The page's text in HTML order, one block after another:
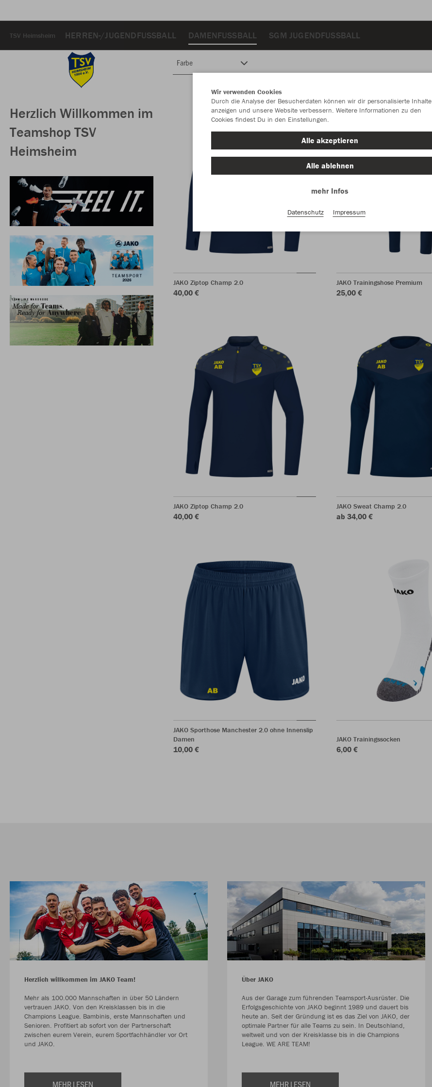
TSV Heimsheim HERREN-/JUGENDFUSSBALL DAMENFUSSBALL SGM JUGENDFUSSBALL
Herzlich Willkommen im
Teamshop TSV
Heimsheim
Farbe
JAKO Ziptop Champ 2.0
40,00 €
JAKO Trainingshose Premium
25,00 €
JAKO Ziptop Champ 2.0
40,00 €
JAKO Sweat Champ 2.0
ab 34,00 €
JAKO Sporthose Manchester 2.0 ohne Innenslip
Damen
10,00 €
JAKO Trainingssocken
6,00 €
Herzlich willkommen im JAKO Team!
Mehr als 100.000 Mannschaften in über 50 Ländern
vertrauen JAKO. Von den Kreisklassen bis in die
Champions League. Bambinis, erste Mannschaften und
Senioren. Profitiert ab sofort von der Partnerschaft
zwischen eurem Verein, eurem Sportfachhändler vor Ort
und JAKO.
MEHR LESEN
Über JAKO
Aus der Garage zum führenden Teamsport-Ausrüster. Die
Erfolgsgeschichte von JAKO beginnt 1989 und dauert bis
heute an. Seit der Gründung ist es das Ziel von JAKO, der
optimale Partner für alle Teams zu sein. In Deutschland,
weltweit und von der Kreisklasse bis in die Champions
League. WE ARE TEAM!
MEHR LESEN
Wir verwenden Cookies
Durch die Analyse der Besucherdaten können wir dir personalisierte Inhalte
anzeigen und unsere Website verbessern. Weitere Informationen zu den
Cookies findest Du in den Einstellungen.
Alle akzeptieren
Alle ablehnen
mehr Infos
Datenschutz Impressum